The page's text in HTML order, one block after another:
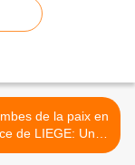
de la paix en
de LIEGE: Un
beau début de printemps. >